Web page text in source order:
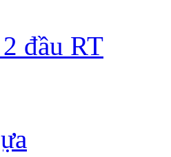
đầu RT